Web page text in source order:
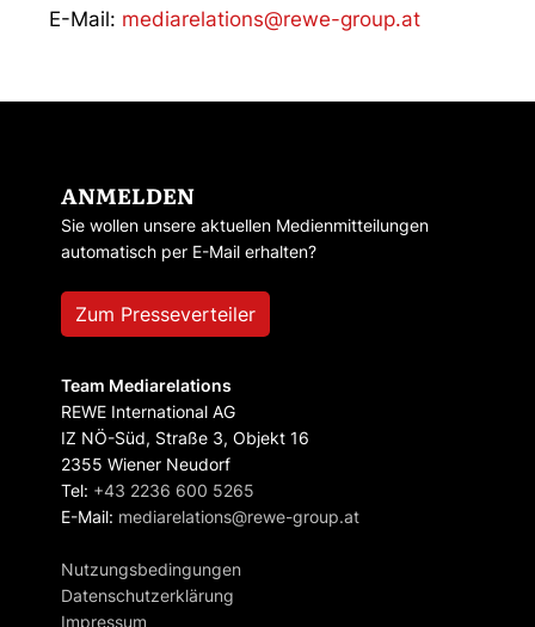
E-Mail: mediarelations@rewe-group.at
ANMELDEN
Sie wollen unsere aktuellen Medienmitteilungen
automatisch per E-Mail erhalten?
Zum Presseverteiler
Team Mediarelations
REWE International AG
IZ NÖ-Süd, Straße 3, Objekt 16
2355 Wiener Neudorf
Tel: +43 2236 600 5265
E-Mail: mediarelations@rewe-group.at
Nutzungsbedingungen
Datenschutzerklärung
Impressum